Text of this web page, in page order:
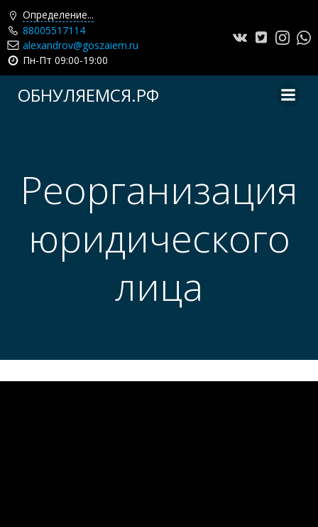
Определение...
88005517114
alexandrov@goszaiem.ru
Пн-Пт 09:00-19:00
ОБНУЛЯЕМСЯ.РФ
Реорганизация
юридического
лица